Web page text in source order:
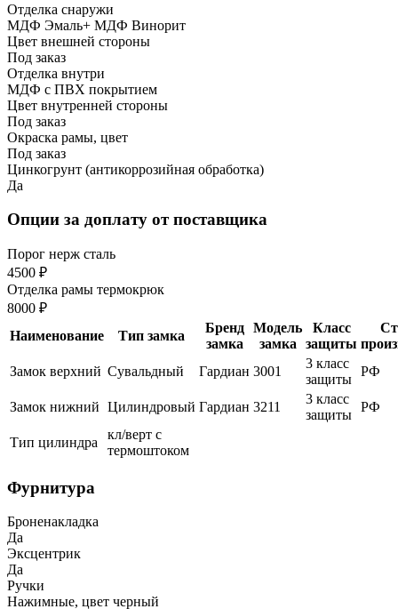
Отделка снаружи
МДФ Эмаль+ МДФ Винорит
Цвет внешней стороны
Под заказ
Отделка внутри
МДФ с ПВХ покрытием
Цвет внутренней стороны
Под заказ
Окраска рамы, цвет
Под заказ
Цинкогрунт (антикоррозийная обработка)
Да
Опции за доплату от поставщика
Порог нерж сталь
4500 ₽
Отделка рамы термокрюк
8000 ₽
Наименование
Тип замка
Бренд
замка
Модель
замка
Класс
защиты
Замок верхний Сувальдный Гардиан 3001
3 класс
защиты
РФ
Замок нижний Цилиндровый Гардиан 3211
3 класс
защиты
РФ
Тип цилиндра
кл/верт с
термоштоком
Фурнитура
Броненакладка
Да
Эксцентрик
Да
Ручки
Нажимные, цвет черный